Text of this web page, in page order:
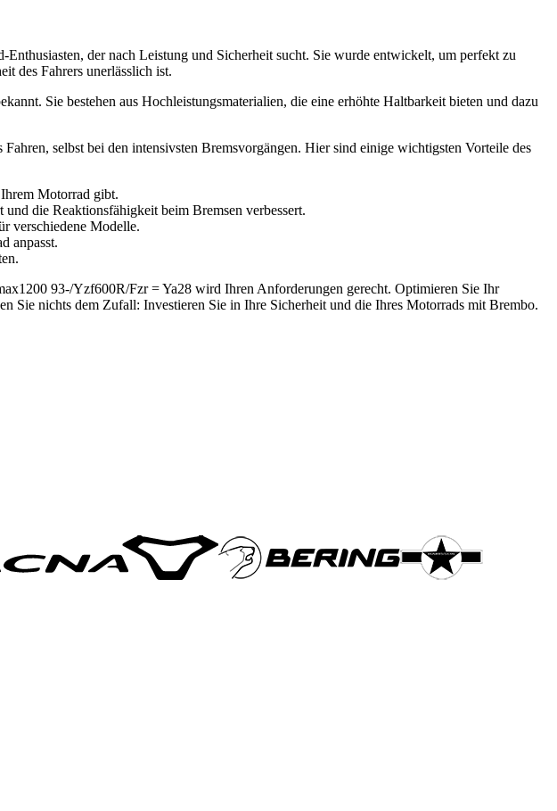
der nach Leistung und Sicherheit sucht. Sie wurde entwickelt, um perfekt zu
des Fahrers unerlässlich ist.
Sie bestehen aus Hochleistungsmaterialien, die eine erhöhte Haltbarkeit bieten und dazu
selbst bei den intensivsten Bremsvorgängen. Hier sind einige wichtigsten Vorteile des
Motorrad gibt.
die Reaktionsfähigkeit beim Bremsen verbessert.
verschiedene Modelle.
anpasst.
93-/Yzf600R/Fzr = Ya28 wird Ihren Anforderungen gerecht. Optimieren Sie Ihr
Sie nichts dem Zufall: Investieren Sie in Ihre Sicherheit und die Ihres Motorrads mit Brembo.